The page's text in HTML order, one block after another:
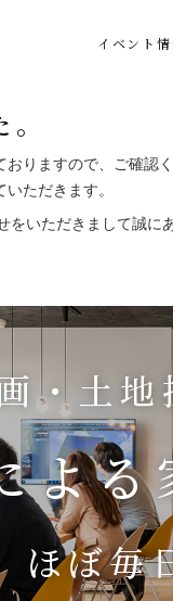
イベント
りますので、ご確認く
ただきます。
いただきまして誠に
・土
よる
ほぼ毎